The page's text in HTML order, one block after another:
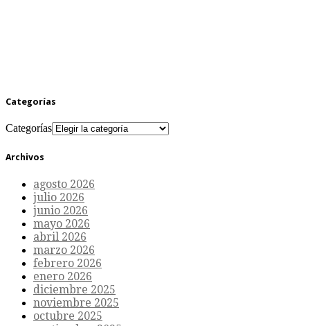
Categorías
Categorías
Archivos
agosto 2026
julio 2026
junio 2026
mayo 2026
abril 2026
marzo 2026
febrero 2026
enero 2026
diciembre 2025
noviembre 2025
octubre 2025